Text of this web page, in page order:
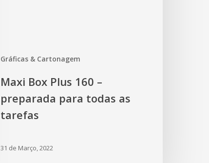
Gráficas & Cartonagem
Maxi Box Plus 160 –
preparada para todas as
tarefas
31 de Março, 2022